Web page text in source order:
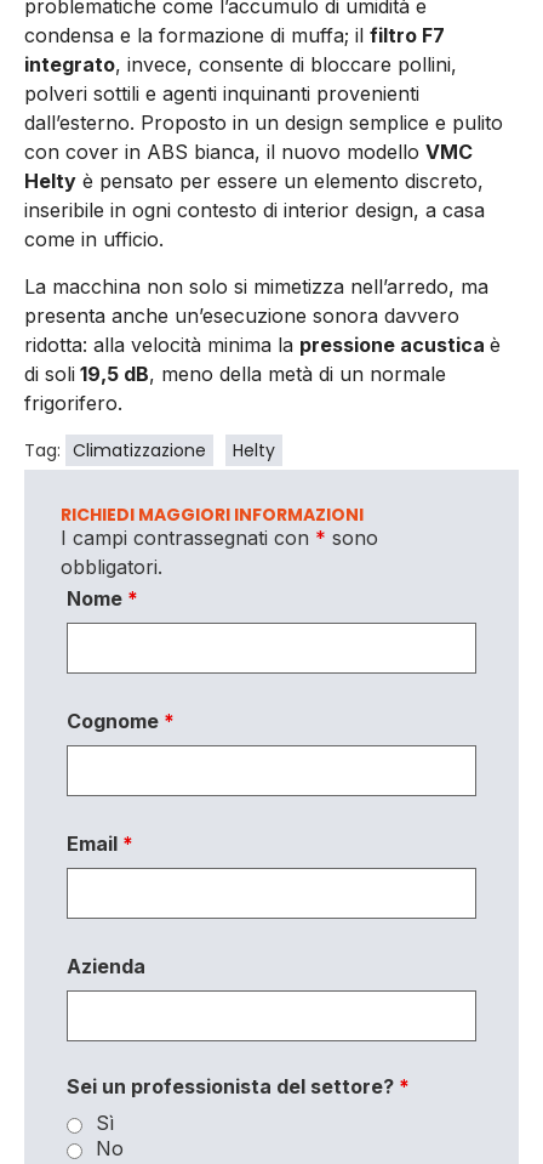
problematiche come l’accumulo di umidità e
condensa e la formazione di muffa; il filtro F7
integrato, invece, consente di bloccare pollini,
polveri sottili e agenti inquinanti provenienti
dall’esterno. Proposto in un design semplice e pulito
con cover in ABS bianca, il nuovo modello VMC
Helty è pensato per essere un elemento discreto,
inseribile in ogni contesto di interior design, a casa
come in ufficio.
La macchina non solo si mimetizza nell’arredo, ma
presenta anche un’esecuzione sonora davvero
ridotta: alla velocità minima la pressione acustica è
di soli 19,5 dB, meno della metà di un normale
frigorifero.
Tag: Climatizzazione Helty
RICHIEDI MAGGIORI INFORMAZIONI
I campi contrassegnati con * sono
obbligatori.
Nome *
Cognome *
Email *
Azienda
Sei un professionista del settore? *
Sì
No